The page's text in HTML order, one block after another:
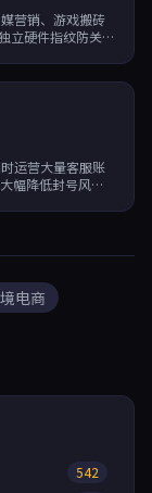
营销、游戏搬砖
立硬件指纹防关
运营大量客服账
幅降低封号风
提升10-50倍。
电商
542